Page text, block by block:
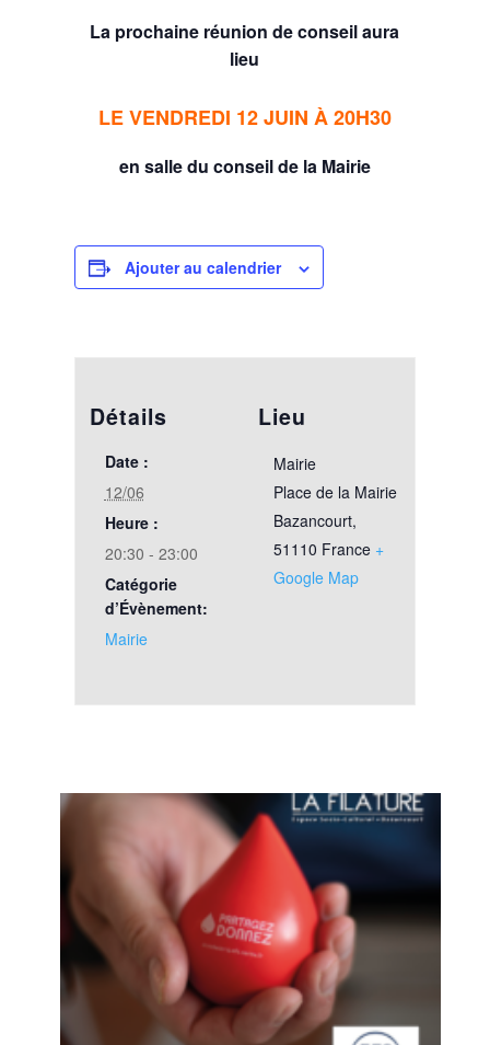
La prochaine réunion de conseil aura
lieu
LE VENDREDI 12 JUIN À 20H30
en salle du conseil de la Mairie
Ajouter au calendrier
Détails
Date :
12/06
Heure :
20:30 - 23:00
Catégorie
d’Évènement:
Mairie
Lieu
Mairie
Place de la Mairie
Bazancourt,
51110 France +
Google Map